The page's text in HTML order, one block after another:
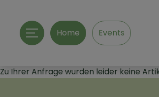
Home Events
Zu Ihrer Anfrage wurden leider keine